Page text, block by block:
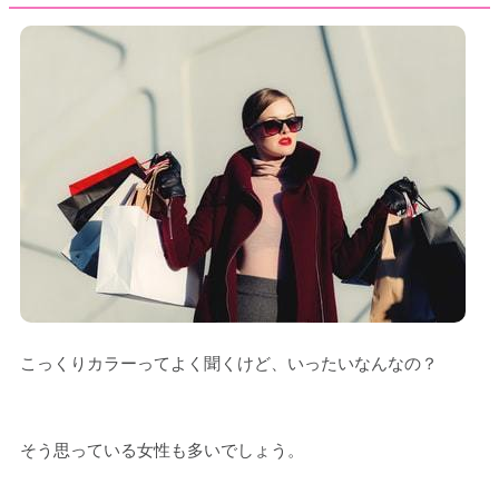
こっくりカラーってよく聞くけど、いったいなんなの？
そう思っている女性も多いでしょう。